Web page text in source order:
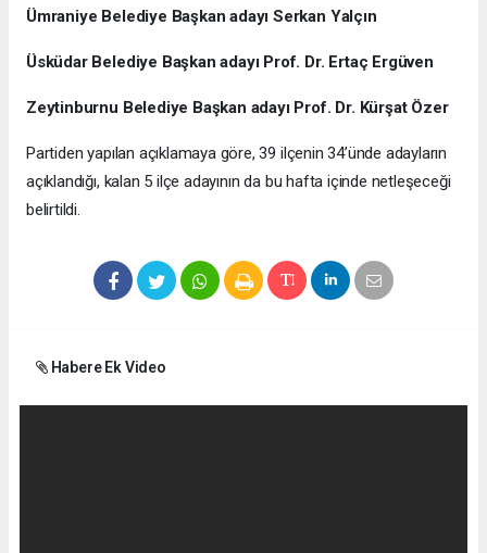
Ümraniye Belediye Başkan adayı Serkan Yalçın
Üsküdar Belediye Başkan adayı Prof. Dr. Ertaç Ergüven
Zeytinburnu Belediye Başkan adayı Prof. Dr. Kürşat Özer
Partiden yapılan açıklamaya göre, 39 ilçenin 34’ünde adayların
açıklandığı, kalan 5 ilçe adayının da bu hafta içinde netleşeceği
belirtildi.
Habere Ek Video